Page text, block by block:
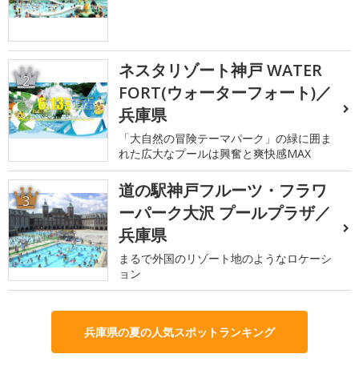
2
ネスタリゾート神戸 WATER
FORT(ウォーターフォート)／
兵庫県
「大自然の冒険テーマパーク」の緑に囲ま
れた広大なプールは興奮と爽快感MAX
3
道の駅神戸フルーツ・フラワ
ーパーク大沢 プールプラザ／
兵庫県
まるで外国のリゾート地のようなロケーシ
ョン
兵庫県の夏の人気スポットランキング